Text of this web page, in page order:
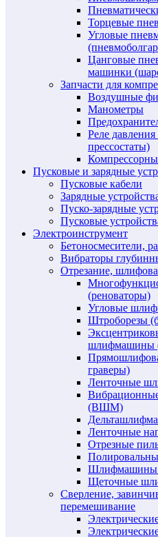
Торцевые
Угловые
Цанговые
машинки
Запчасти для
Воздушные
Манометры
Реле
прессостаты)
Пусковые и зарядные
Пусковые кабели
Зарядные
Пуско-зарядные
Пусковые
Электроинструмент
Бетоносмесители,
Вибраторы
Отрезание,
(реноваторы)
Угловые
Штроборезы
граверы)
Ленточные
(ВШМ)
Ленточные
Отрезные
Шлифмашины
Щеточные
Сверление,
перемешивание